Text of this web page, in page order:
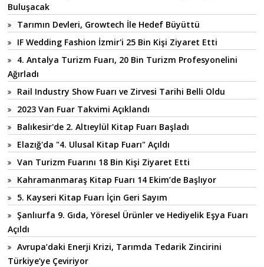
Buluşacak
Tarımın Devleri, Growtech İle Hedef Büyüttü
IF Wedding Fashion İzmir'i 25 Bin Kişi Ziyaret Etti
4. Antalya Turizm Fuarı, 20 Bin Turizm Profesyonelini
Ağırladı
Rail Industry Show Fuarı ve Zirvesi Tarihi Belli Oldu
2023 Van Fuar Takvimi Açıklandı
Balıkesir'de 2. Altıeylül Kitap Fuarı Başladı
Elazığ'da "4. Ulusal Kitap Fuarı" Açıldı
Van Turizm Fuarını 18 Bin Kişi Ziyaret Etti
Kahramanmaraş Kitap Fuarı 14 Ekim’de Başlıyor
5. Kayseri Kitap Fuarı İçin Geri Sayım
Şanlıurfa 9. Gıda, Yöresel Ürünler ve Hediyelik Eşya Fuarı
Açıldı
Avrupa’daki Enerji Krizi, Tarımda Tedarik Zincirini
Türkiye’ye Çeviriyor